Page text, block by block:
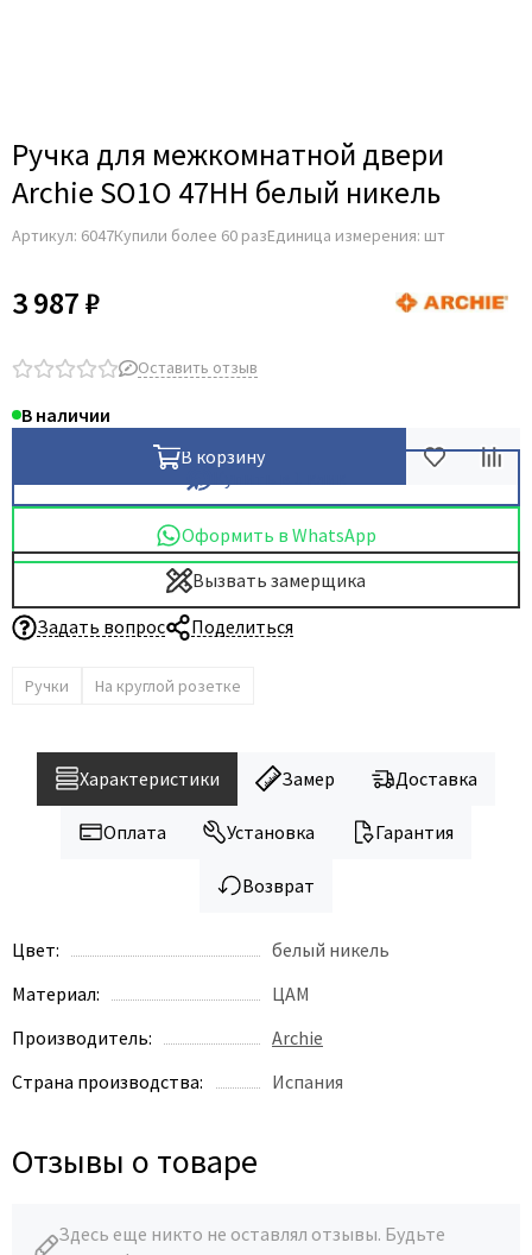
Ручка для межкомнатной двери
Archie SO1O 47HH белый никель
Артикул: 6047Купили более 60 разЕдиница измерения: шт
3 987 ₽
Оставить отзыв
В наличии
В корзину
Оформить в WhatsApp
Вызвать замерщика
Задать вопрос
Поделиться
Ручки На круглой розетке
Характеристики Замер Доставка
Оплата Установка Гарантия
Возврат
Цвет:
белый никель
Материал:
ЦАМ
Производитель:
Archie
Страна производства:
Испания
Отзывы о товаре
Здесь еще никто не оставлял отзывы. Будьте